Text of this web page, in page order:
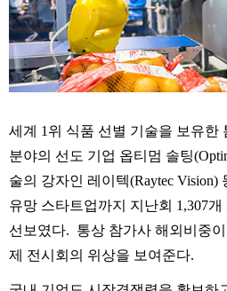
세계 1 위 식품 선별 기술을 보유한
분야의 선도 기업 옵티멈 솔팅
술의 강자인 레이텍(Raytec Vision)
유망 스타트업까지 지난회 1,307개
선보였다. 통상 참가사 해외비중이
제 전시회의 위상을 보여준다.